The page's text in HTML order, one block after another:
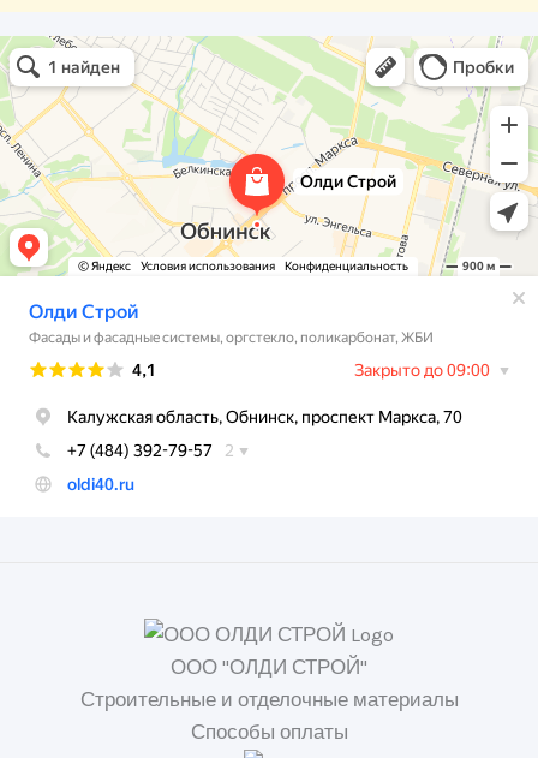
Олди Строй
Фасады и фасадные системы в Обнинске
Оргстекло, поликарбонат в Обнинске
ООО "ОЛДИ СТРОЙ"
Строительные и отделочные материалы
Способы оплаты